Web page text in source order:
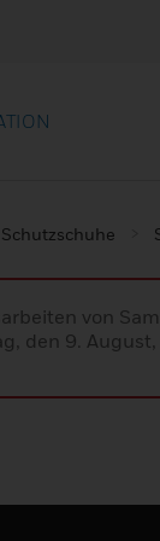
Schutzschuhe
von
den 9.